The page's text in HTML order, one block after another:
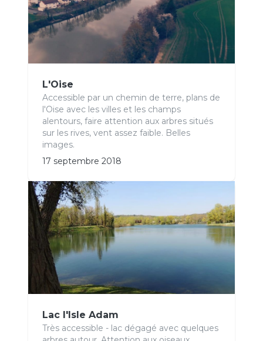
L'Oise
Accessible par un chemin de terre, plans de
l'Oise avec les villes et les champs
alentours, faire attention aux arbres situés
sur les rives, vent assez faible. Belles
images.
17 septembre 2018
Lac l'Isle Adam
Très accessible - lac dégagé avec quelques